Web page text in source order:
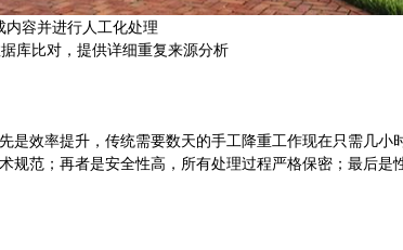
容并进行人工化处理
库比对，提供详细重复来源分析
是效率提升，传统需要数天的手工降重工作现在只需几小
规范；再者是安全性高，所有处理过程严格保密；最后是